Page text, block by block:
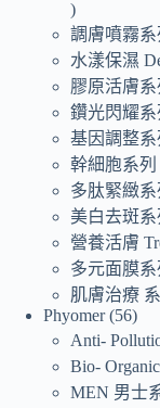
調膚噴霧系
水漾保濕
膠原活膚
鑽光閃耀系
基因調整系
幹細胞系列
多肽緊緻系
美白去斑系
營養活膚
多元面膜系
肌膚治療 系
Phyomer 56
Anti-
Bio-
MEN 男士